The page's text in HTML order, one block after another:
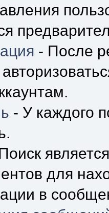
- После
- У каждого
для
в